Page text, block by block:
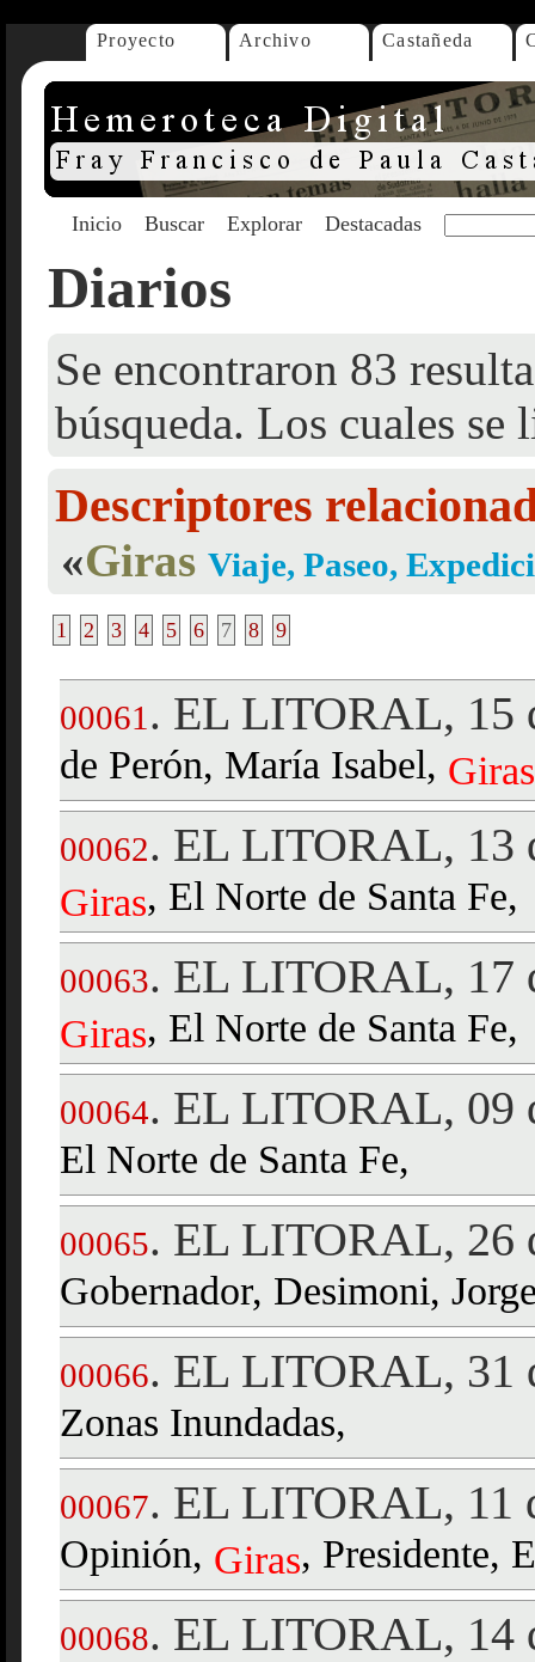
Proyecto Archivo Castañeda
Inicio Buscar Explorar Destacadas
Diarios
Se encontraron 83
búsqueda. Los cuales se
Descriptores
«Giras Viaje, Paseo,
1 2 3 4 5 6 7 8 9
00061 . EL LITORAL, 15
de Perón, María Isabel, Giras
00062. EL LITORAL, 13
Giras, El Norte de Santa Fe,
00063. EL LITORAL, 17
Giras, El Norte de Santa Fe,
00064. EL LITORAL, 09
El Norte de Santa Fe,
00065. EL LITORAL, 26
Gobernador, Desimoni,
00066. EL LITORAL, 31
Zonas Inundadas,
00067. EL LITORAL, 11
Opinión, Giras, Presidente,
00068. EL LITORAL, 14